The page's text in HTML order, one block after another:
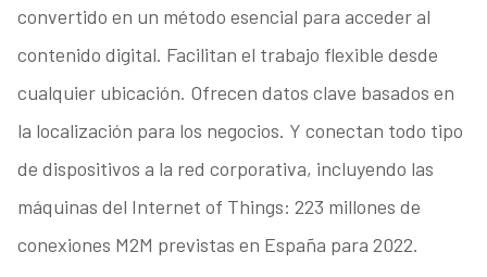
convertido en un método esencial para acceder al
contenido digital. Facilitan el trabajo flexible desde
cualquier ubicación. Ofrecen datos clave basados en
la localización para los negocios. Y conectan todo tipo
de dispositivos a la red corporativa, incluyendo las
máquinas del Internet of Things: 223 millones de
conexiones M2M previstas en España para 2022.